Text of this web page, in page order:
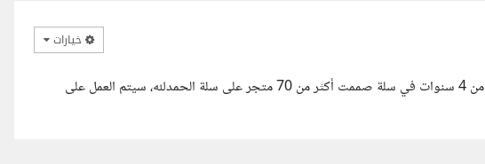
خيارات
السلام عليكم أخي، فهمت طلبك بالطبع، معك خبرة أكثر من 4 سنوات في سلة صممت أكثر من 70 متجر على سلة الحمدلله، سيتم العمل على